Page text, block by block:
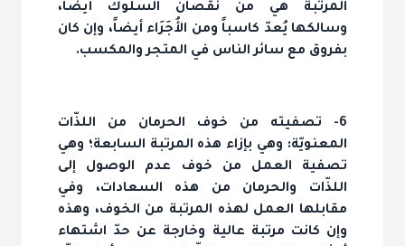
المرتبة هي من نقصان السلوك أيضاً،
وسالكها يُعدّ كاسباً ومن الأُجَرَاء أيضاً، وإن كان
بفروق مع سائر الناس في المتجر والمكسب.
6- تصفيته من خوف الحرمان من اللذّات
المعنويّة: وهي بإزاء هذه المرتبة السابعة؛ وهي
تصفية العمل من خوف عدم الوصول إلى
اللذّات والحرمان من هذه السعادات، وفي
مقابلها العمل لهذه المرتبة من الخوف، وهذه
وإن كانت مرتبة عالية وخارجة عن حدّ اشتهاء